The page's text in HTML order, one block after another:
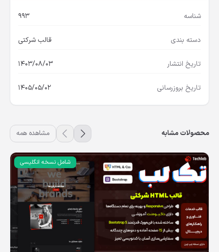
شناسه 993
دسته بندی قالب شرکتی
تاریخ انتشار 1403/08/03
تاریخ بروزرسانی 1405/05/02
محصولات مشابه مشاهده همه
شامل نسخه انگلیسی